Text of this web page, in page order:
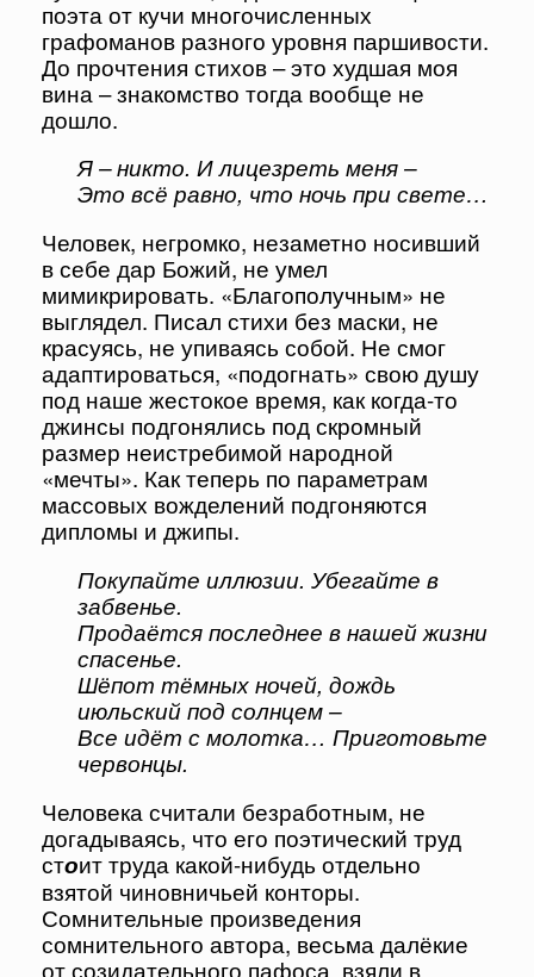
поэта от кучи многочисленных
графоманов разного уровня паршивости.
До прочтения стихов – это худшая моя
вина – знакомство тогда вообще не
дошло.
Я – никто. И лицезреть меня –
Это всё равно, что ночь при свете…
Человек, негромко, незаметно носивший
в себе дар Божий, не умел
мимикрировать. «Благополучным» не
выглядел. Писал стихи без маски, не
красуясь, не упиваясь собой. Не смог
адаптироваться, «подогнать» свою душу
под наше жестокое время, как когда-то
джинсы подгонялись под скромный
размер неистребимой народной
«мечты». Как теперь по параметрам
массовых вожделений подгоняются
дипломы и джипы.
Покупайте иллюзии. Убегайте в
забвенье.
Продаётся последнее в нашей жизни
спасенье.
Шёпот тёмных ночей, дождь
июльский под солнцем –
Все идёт с молотка… Приготовьте
червонцы.
Человека считали безработным, не
догадываясь, что его поэтический труд
стоит труда какой-нибудь отдельно
взятой чиновничьей конторы.
Сомнительные произведения
сомнительного автора, весьма далёкие
от созидательного пафоса, взяли в